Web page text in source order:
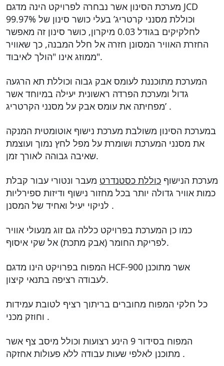
מערכת הסינון אשר נבחרה לפרויקט הינה מדגם JCD
וכוללת מסנני קרטריג’ בעלי כושר סינון של 99.97%
לחלקיקים בגודל 0.03 מיקרון, כושר סינון זה מאפשר
החזרת האוויר המסונן חזרה אל חלל המבנה, כך שאוויר
ממוזג אינו "הולך לאיבוד".
המערכת מתוכננת לעומס אבק גבוה וכוללת תא הרגעה
גדול ומערכת הפרדה ראשונית יעילה במיוחד אשר
מפחיתה את עומס אבק על מסנני הקרטריג’ .
במערכת הסינון משולבת מערכת נישוף אוטומטית המנקה
את מסנני המערכת ושומרת על מפל לחץ נמוך ועוצמת
שאיבה גבוהה לאורך זמן.
מערכת הנישוף כוללת כסטנדרט מעבר ונטורי עבור קבלת
כמות אוויר גדולה יותר בכל מחזור נישוף ודיזות ספירליות
לניקוי יעיל ואחיד של המסנן .
כמו כן המערכת בפרויקט כללה גם זוג מנעולי אוויר
לפריקת החומר (אבק מתכת) אל שקי איסוף.
המפוח בפרויקט הינו מדגם HCF-900 אשר מתוכנן
לעבודה רציפה בתנאי קיצון.
כל חלקי המפוח מחוברים בריתוך רציף לטובת עמידות
וחוזק מכני .
המפוח בסידור 9 הינע רצועות וכולל מיסב צף אשר
מתוכנן לאלפי שעות עבודה ללא פעולות אחזקה .